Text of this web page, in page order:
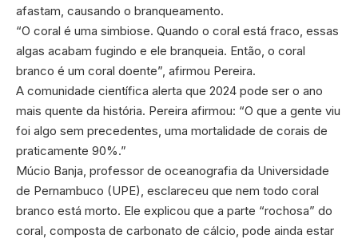
afastam, causando o branqueamento.
“O coral é uma simbiose. Quando o coral está fraco, essas
algas acabam fugindo e ele branqueia. Então, o coral
branco é um coral doente”, afirmou Pereira.
A comunidade científica alerta que 2024 pode ser o ano
mais quente da história. Pereira afirmou: “O que a gente viu
foi algo sem precedentes, uma mortalidade de corais de
praticamente 90%.”
Múcio Banja, professor de oceanografia da Universidade
de Pernambuco (UPE), esclareceu que nem todo coral
branco está morto. Ele explicou que a parte “rochosa” do
coral, composta de carbonato de cálcio, pode ainda estar